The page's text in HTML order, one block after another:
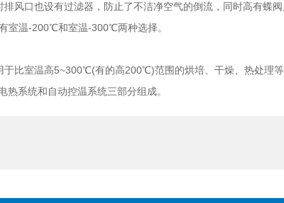
风口也设有过滤器，防止了不洁净空气的倒流，同时高有蝶阀
室温-200℃和室温-300℃两种选择。
比室温高5~300℃(有的高200℃)范围的烘培、干燥、热处理
系统和自动控温系统三部分组成。